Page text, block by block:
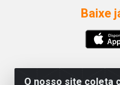
O nosso site coleta
Baixe